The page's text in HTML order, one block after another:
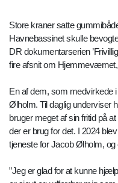
Store kraner satte
Havnebassinet skulle
DR dokumentarserien
fire afsnit om
En af dem, som medvirkede
Ølholm. Til daglig underviser
bruger meget af sin fritid på
der er brug for det. I 2024
tjeneste for Jacob Ølholm, og
”Jeg er glad for at kunne